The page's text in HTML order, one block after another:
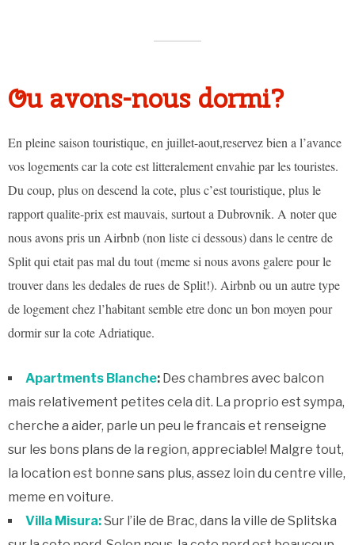
Ou avons-nous dormi?
En pleine saison touristique, en juillet-aout,reservez bien a l’avance
vos logements car la cote est litteralement envahie par les touristes.
Du coup, plus on descend la cote, plus c’est touristique, plus le
rapport qualite-prix est mauvais, surtout a Dubrovnik. A noter que
nous avons pris un Airbnb (non liste ci dessous) dans le centre de
Split qui etait pas mal du tout (meme si nous avons galere pour le
trouver dans les dedales de rues de Split!). Airbnb ou un autre type
de logement chez l’habitant semble etre donc un bon moyen pour
dormir sur la cote Adriatique.
Apartments Blanche: Des chambres avec balcon
mais relativement petites cela dit. La proprio est sympa,
cherche a aider, parle un peu le francais et renseigne
sur les bons plans de la region, appreciable! Malgre tout,
la location est bonne sans plus, assez loin du centre ville,
meme en voiture.
Villa Misura:Sur l’ile de Brac, dans la ville de Splitska